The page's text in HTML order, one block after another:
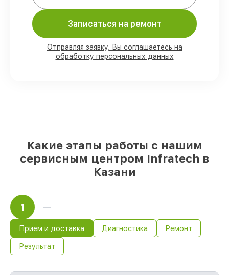
работ проводим с возможностью
личного присутствия владельца
90%
запчастей Infratech есть в наличии
в мастерской или на складе в Казани,
остальные доступны для срочного заказа
Записаться на ремонт
Отправляя заявку, Вы соглашаетесь на
обработку персональных данных
Какие этапы работы с нашим
сервисным центром Infratech в
Казани
1
Прием и доставка Диагностика Ремонт
Результат